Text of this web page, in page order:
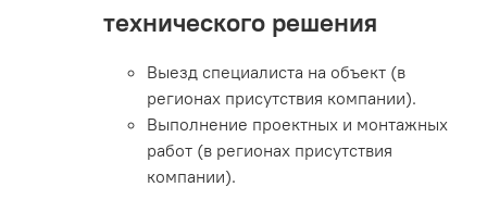
технического решения
Выезд специалиста на объект (в
регионах присутствия компании).
Выполнение проектных и монтажных
работ (в регионах присутствия
компании).